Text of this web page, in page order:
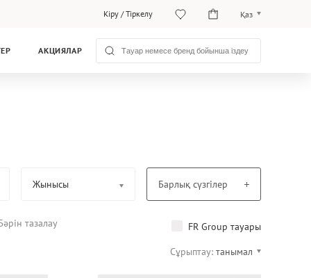
Кіру /Тіркелу Қаз
Қаз
АКЦИЯЛАР
Жынысы Барлық сүзгілер
тазалау
FR Group тауары
Сұрыптау: танымал